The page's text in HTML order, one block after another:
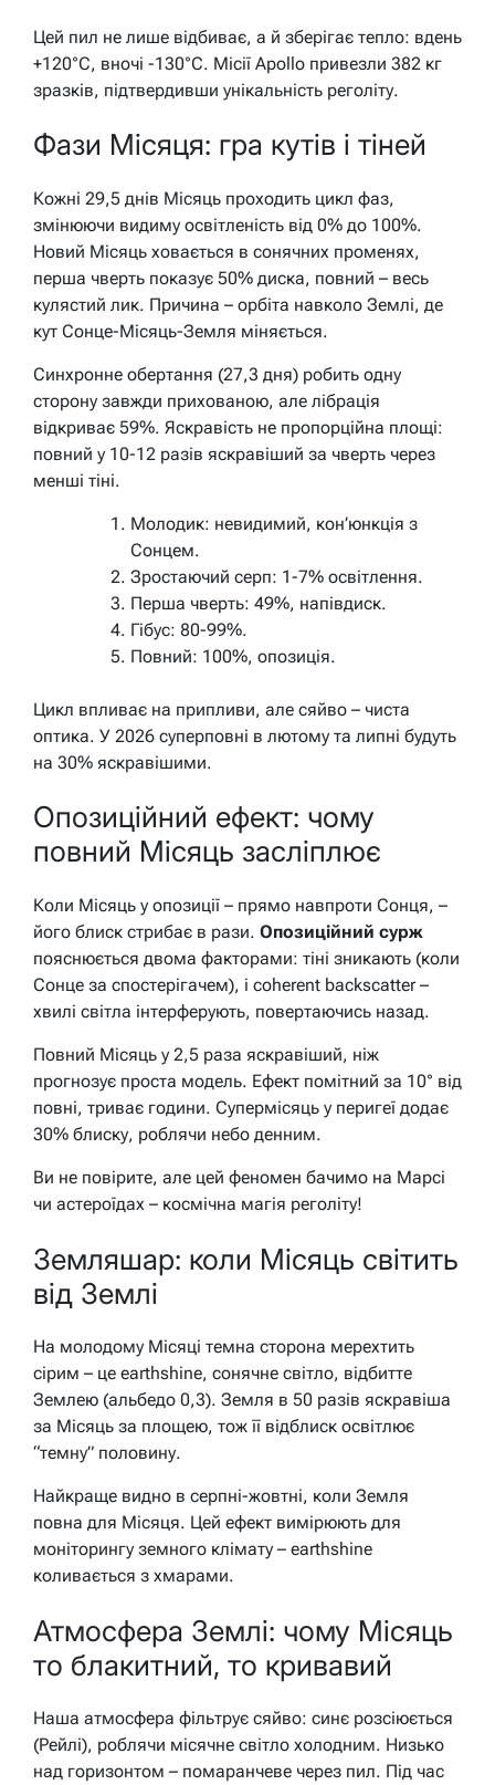
Цей пил не лише відбиває, а й зберігає тепло: вдень
+120°C, вночі -130°C. Місії Apollo привезли 382 кг
зразків, підтвердивши унікальність реголіту.
Фази Місяця: гра кутів і тіней
Кожні 29,5 днів Місяць проходить цикл фаз,
змінюючи видиму освітленість від 0% до 100%.
Новий Місяць ховається в сонячних променях,
перша чверть показує 50% диска, повний – весь
кулястий лик. Причина – орбіта навколо Землі, де
кут Сонце-Місяць-Земля міняється.
Синхронне обертання (27,3 дня) робить одну
сторону завжди прихованою, але лібрація
відкриває 59%. Яскравість не пропорційна площі:
повний у 10-12 разів яскравіший за чверть через
менші тіні.
Молодик: невидимий, кон’юнкція з
Сонцем.
Зростаючий серп: 1-7% освітлення.
Перша чверть: 49%, напівдиск.
Гібус: 80-99%.
Повний: 100%, опозиція.
Цикл впливає на припливи, але сяйво – чиста
оптика. У 2026 суперповні в лютому та липні будуть
на 30% яскравішими.
Опозиційний ефект: чому
повний Місяць засліплює
Коли Місяць у опозиції – прямо навпроти Сонця, –
його блиск стрибає в рази. Опозиційний сурж
пояснюється двома факторами: тіні зникають (коли
Сонце за спостерігачем), і coherent backscatter –
хвилі світла інтерферують, повертаючись назад.
Повний Місяць у 2,5 раза яскравіший, ніж
прогнозує проста модель. Ефект помітний за 10° від
повні, триває години. Супермісяць у перигеї додає
30% блиску, роблячи небо денним.
Ви не повірите, але цей феномен бачимо на Марсі
чи астероїдах – космічна магія реголіту!
Земляшар: коли Місяць світить
від Землі
На молодому Місяці темна сторона мерехтить
сірим – це earthshine, сонячне світло, відбитте
Землею (альбедо 0,3). Земля в 50 разів яскравіша
за Місяць за площею, тож її відблиск освітлює
“темну” половину.
Найкраще видно в серпні-жовтні, коли Земля
повна для Місяця. Цей ефект вимірюють для
моніторингу земного клімату – earthshine
коливається з хмарами.
Атмосфера Землі: чому Місяць
то блакитний, то кривавий
Наша атмосфера фільтрує сяйво: синє розсіюється
(Рейлі), роблячи місячне світло холодним. Низько
над горизонтом – помаранчеве через пил. Під час